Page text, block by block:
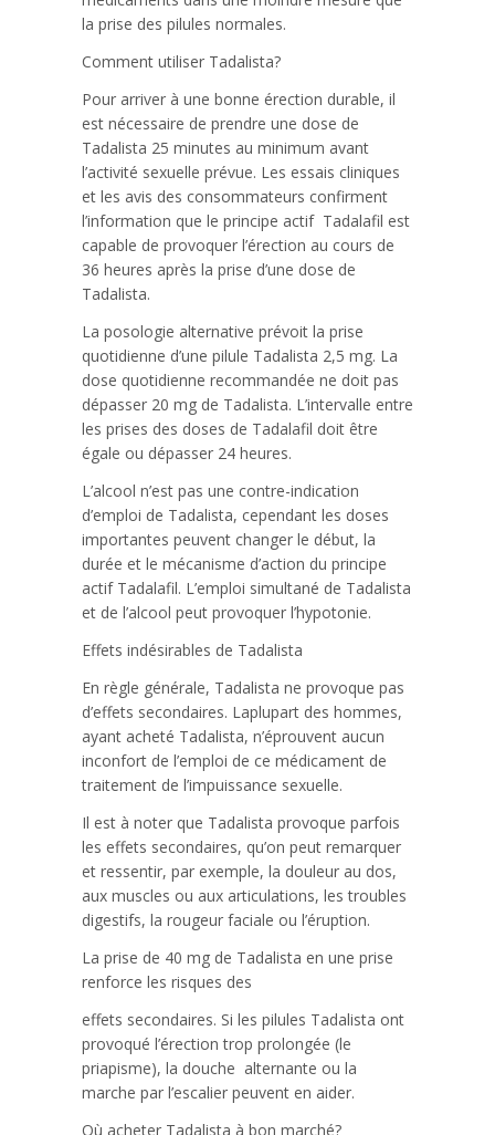
la prise des pilules normales.
Comment utiliser Tadalista?
Pour arriver à une bonne érection durable, il
est nécessaire de prendre une dose de
Tadalista 25 minutes au minimum avant
l’activité sexuelle prévue. Les essais cliniques
et les avis des consommateurs confirment
l’information que le principe actif Tadalafil est
capable de provoquer l’érection au cours de
36 heures après la prise d’une dose de
Tadalista.
La posologie alternative prévoit la prise
quotidienne d’une pilule Tadalista 2,5 mg. La
dose quotidienne recommandée ne doit pas
dépasser 20 mg de Tadalista. L’intervalle entre
les prises des doses de Tadalafil doit être
égale ou dépasser 24 heures.
L’alcool n’est pas une contre-indication
d’emploi de Tadalista, cependant les doses
importantes peuvent changer le début, la
durée et le mécanisme d’action du principe
actif Tadalafil. L’emploi simultané de Tadalista
et de l’alcool peut provoquer l’hypotonie.
Effets indésirables de Tadalista
En règle générale, Tadalista ne provoque pas
d’effets secondaires. Laplupart des hommes,
ayant acheté Tadalista, n’éprouvent aucun
inconfort de l’emploi de ce médicament de
traitement de l’impuissance sexuelle.
Il est à noter que Tadalista provoque parfois
les effets secondaires, qu’on peut remarquer
et ressentir, par exemple, la douleur au dos,
aux muscles ou aux articulations, les troubles
digestifs, la rougeur faciale ou l’éruption.
La prise de 40 mg de Tadalista en une prise
renforce les risques des
effets secondaires. Si les pilules Tadalista ont
provoqué l’érection trop prolongée (le
priapisme), la douche alternante ou la
marche par l’escalier peuvent en aider.
Où acheter Tadalista à bon marché?